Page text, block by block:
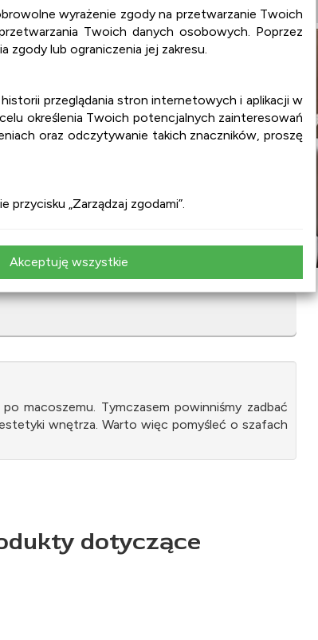
wyrażenie zgody na przetwarzanie Twoich
Twoich danych osobowych. Poprzez
zgody lub ograniczenia jej zakresu.
przeglądania stron internetowych i aplikacji w
określenia Twoich potencjalnych zainteresowań
oraz odczytywanie takich znaczników, proszę
„Zarządzaj zgodami”.
Akceptuję wszystkie
macoszemu. Tymczasem powinniśmy zadbać
wnętrza. Warto więc pomyśleć o szafach
dotyczące